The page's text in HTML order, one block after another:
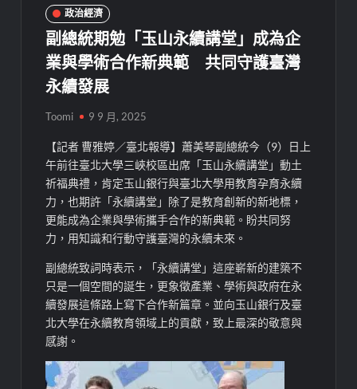
政治經濟
副總統期勉「玉山永續講堂」成為企
業與學術合作新典範 共同守護臺灣
永續發展
Toomi 9 9 月, 2025
【記者 曹雅婷／臺北報導】蕭美琴副總統今（9）日上
午前往臺北大學三峽校區出席「玉山永續講堂」動土
祈福典禮，肯定玉山銀行與臺北大學用教育孕育永續
力，也期許「永續講堂」除了是教育創新的新地標，
更能成為企業與學術攜手合作的新典範。盼共同努
力，用知識和行動守護臺灣的永續未來。
副總統致詞時表示，「永續講堂」這座嶄新的建築不
只是一個空間的誕生，更象徵產業、學術與政府在永
續發展這條路上寫下合作新篇章。並向玉山銀行及臺
北大學在永續教育領域上的貢獻，致上最深的敬意與
感謝。